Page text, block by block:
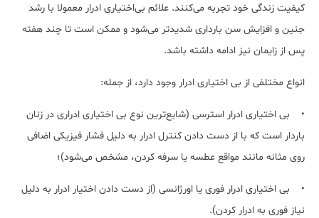
کیفیت زندگی خود تجربه می‌کنند. علائم بی‌اختیاری ادرار معمولا با رشد
جنین و افزایش سن بارداری شدید‌تر می‌شود و ممکن است تا چند هفته
پس از زایمان نیز ادامه داشته باشد.
انواع مختلفی از بی اختیاری ادرار وجود دارد، از جمله:
• بی اختیاری ادرار استرسی (شایع‌ترین نوع بی اختیاری ادراری در زنان
باردار است که با از دست دادن کنترل ادرار به دلیل فشار فیزیکی اضافی
روی مثانه مانند مواقع عطسه یا سرفه کردن، مشخص می‌شود)؛
• بی اختیاری ادرار فوری یا اورژانسی (از دست دادن اختیار ادرار به دلیل
نیاز فوری به ادرار کردن).